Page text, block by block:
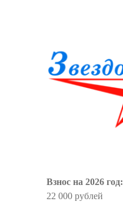
Взнос на 2026 год:
22 000 рублей